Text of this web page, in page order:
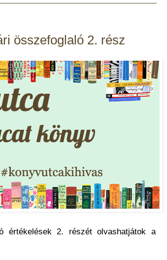
összefoglaló 2. rész
értékelések 2. részét olvashatjátok a